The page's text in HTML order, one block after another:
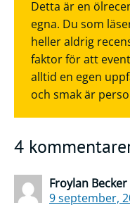
Detta är en
egna. Du som
heller aldrig
faktor för att
alltid en egen
och smak är
4
Froylan Becker
9 september,